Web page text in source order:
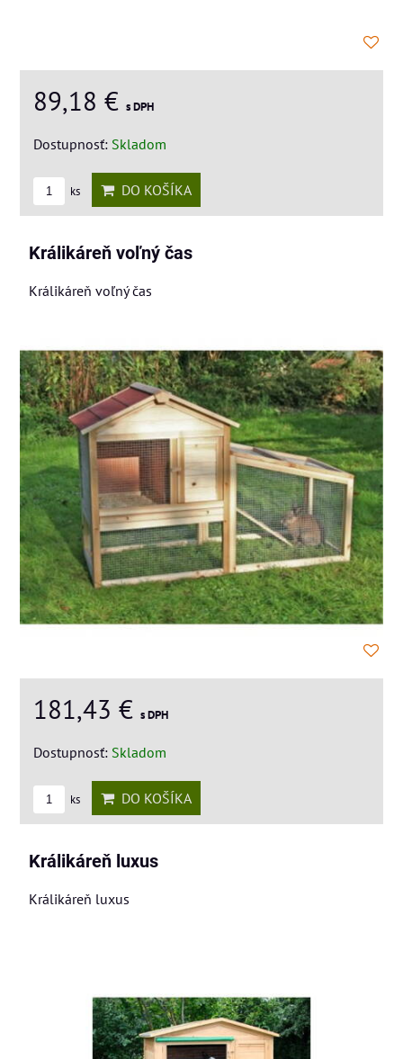
89,18 € s DPH
Dostupnosť: Skladom
ks DO KOŠÍKA
Králikáreň voľný čas
Králikáreň voľný čas
181,43 € s DPH
Dostupnosť: Skladom
ks DO KOŠÍKA
Králikáreň luxus
Králikáreň luxus